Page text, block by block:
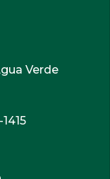
Verde